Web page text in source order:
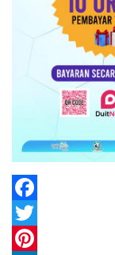
Facebook
Twitter